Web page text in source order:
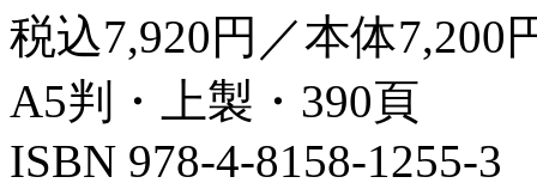
税込7,920円／本体7,200
A5判・上製・390頁
ISBN 978-4-8158-1255-3